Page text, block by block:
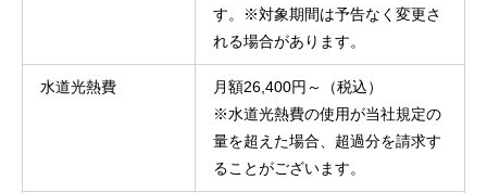
す。※対象期間は予告なく変更さ
れる場合があります。
水道光熱費
月額26,400円～（税込）
※水道光熱費の使用が当社規定の
量を超えた場合、超過分を請求す
ることがございます。